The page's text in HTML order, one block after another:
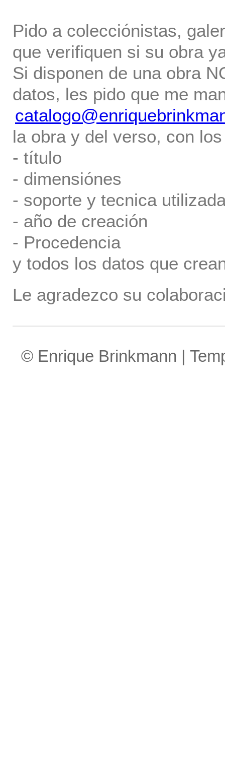
Pido a colecciónistas,
que verifiquen si su obra
Si disponen de una obra
datos, les pido que me
la obra y del verso, con
- título
- dimensiónes
- soporte y tecnica
- año de creación
- Procedencia
y todos los datos que
Le agradezco su
© Enrique Brinkmann |